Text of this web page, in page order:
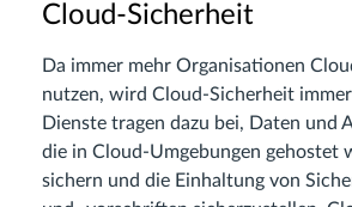
Cloud-Sicherheit
Da immer mehr Organisationen
nutzen, wird Cloud-Sicherheit
Dienste tragen dazu bei, Daten und
die in Cloud-Umgebungen gehostet
sichern und die Einhaltung von